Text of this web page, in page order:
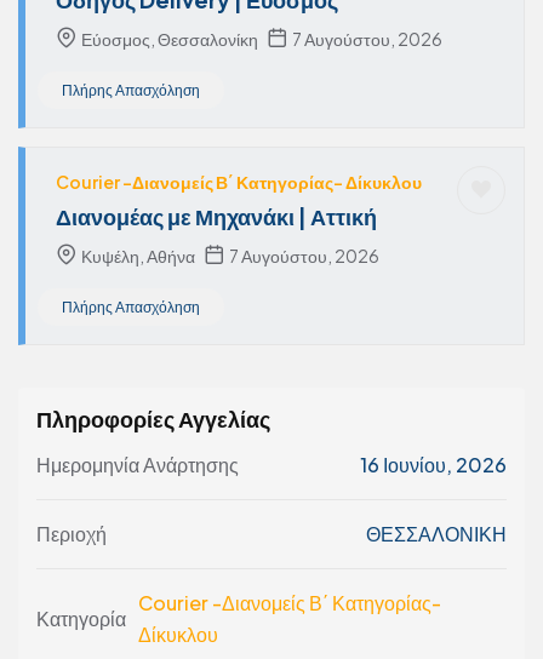
Εύοσμος, Θεσσαλονίκη 7 Αυγούστου, 2026
Πλήρης Απασχόληση
Courier -Διανομείς Β΄ Κατηγορίας- Δίκυκλου
Διανομέας με Μηχανάκι | Αττική
Κυψέλη, Αθήνα 7 Αυγούστου, 2026
Πλήρης Απασχόληση
Πληροφορίες Αγγελίας
Ημερομηνία Ανάρτησης 16 Ιουνίου, 2026
Περιοχή ΘΕΣΣΑΛΟΝΙΚΗ
Κατηγορία
Courier -Διανομείς Β΄ Κατηγορίας-
Δίκυκλου